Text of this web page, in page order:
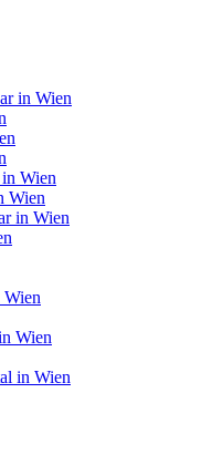
in Wien
Wien
Wien
in Wien
Wien
in Wien